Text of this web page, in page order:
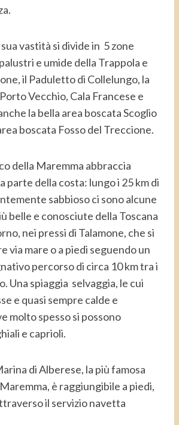
vastità si divide in 5 zone
e umide della Trappola e
il Paduletto di Collelungo, la
Vecchio, Cala Francese e
la bella area boscata Scoglio
boscata Fosso del Treccione.
della Maremma abbraccia
parte della costa: lungo i 25 km di
sabbioso ci sono alcune
belle e conosciute della Toscana
nei pressi di Talamone, che si
via mare o a piedi seguendo un
percorso di circa 10 km tra i
Una spiaggia selvaggia, le cui
e quasi sempre calde e
molto spesso si possono
e caprioli.
di Alberese, la più famosa
è raggiungibile a piedi,
il servizio navetta